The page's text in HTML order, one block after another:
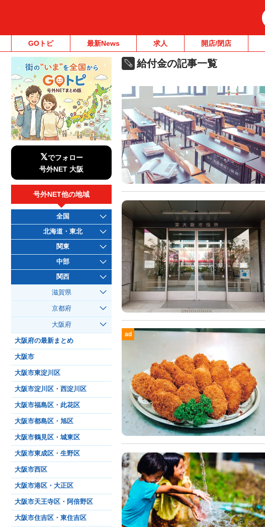
GOトピ 最新News 求人 開店/閉店
給付金の記事一覧
ad
𝕏でフォロー
号外NET 大阪
号外NET他の地域
全国
北海道・東北
関東
中部
関西
滋賀県
京都府
大阪府
大阪府の最新まとめ
大阪市
大阪市東淀川区
大阪市淀川区・西淀川区
大阪市福島区・此花区
大阪市都島区・旭区
大阪市鶴見区・城東区
大阪市東成区・生野区
大阪市西区
大阪市港区・大正区
大阪市天王寺区・阿倍野区
大阪市住吉区・東住吉区